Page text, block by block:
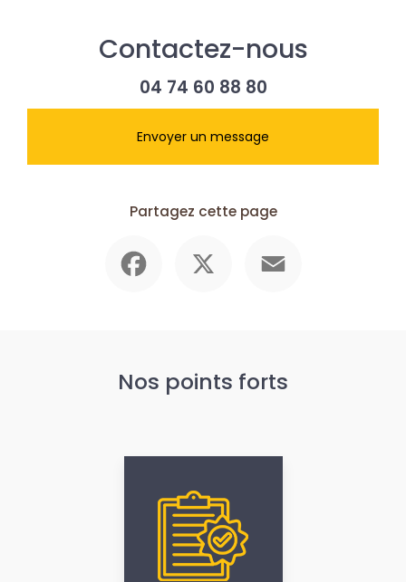
Contactez-nous
04 74 60 88 80
Envoyer un message
Partagez cette page
Nos points forts